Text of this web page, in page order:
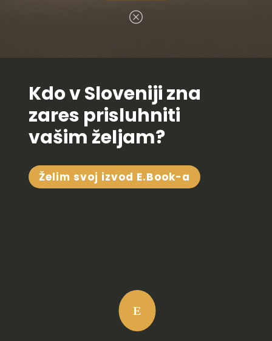
Kdo v Sloveniji zna
zares prisluhniti
vašim željam?
Želim svoj izvod E.Book-a
E